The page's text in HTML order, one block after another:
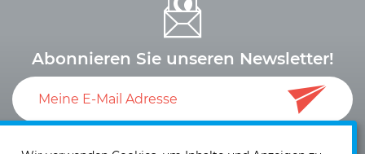
Abonnieren Sie unseren Newsletter!